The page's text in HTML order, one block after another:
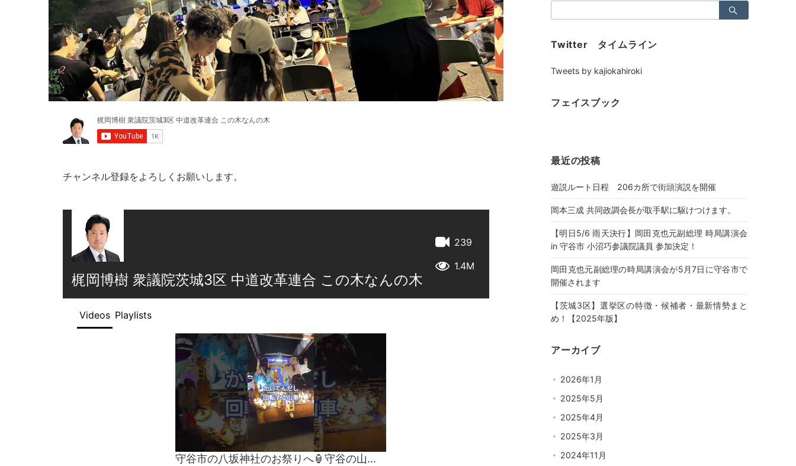
チャンネル登録をよろしくお願いします。
梶岡博樹 衆議院茨城3区 中道改革連合 この木なんの木
239
1.4M
Videos Playlists
守谷市の八坂神社のお祭りへ🏮守谷の山車は、回転するんです🎶くるりと回る山車の上で舞うひょっとこ踊りは、何度見ても圧巻の一言。#守谷市 #八坂神社 #祇園祭 #山車#ひょっとこ踊り 政策
索：
Twitter タイムライン
Tweets by kajiokahiroki
フェイスブック
最近の投稿
遊説ルート日程 206カ所で街頭演説を開催
岡本三成 共同政調会長が取手駅に駆けつけます。
【明日5/6 雨天決行】岡田克也元副総理 時局講演会
in 守谷市 小沼巧参議院議員 参加決定！
岡田克也元副総理の時局講演会が5月7日に守谷市で
開催されます
【茨城3区】選挙区の特徴・候補者・最新情勢まと
め！【2025年版】
アーカイブ
2026年1月
2025年5月
2025年4月
2025年3月
2024年11月